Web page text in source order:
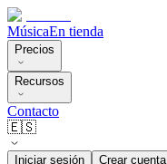
MúsicaEn tienda
Precios
Recursos
Contacto
🇪🇸
Iniciar sesión Crear cuenta